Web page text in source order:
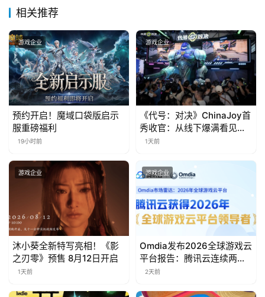
0
日
游
茶
对
会
海
站
相关推荐
游戏企业
预约开启！魔域口袋版启示
服重磅福利
19小时前
游戏企业
《代号：对决》ChinaJoy首
秀收官：从线下爆满看见玩
家的真实期待
1天前
游戏企业
沐小葵全新特写亮相！《影
之刃零》预售 8月12日开启
1天前
游戏企业
Omdia发布2026全球游戏云
平台报告：腾讯云连续两年
入选“领导者”象限
2天前